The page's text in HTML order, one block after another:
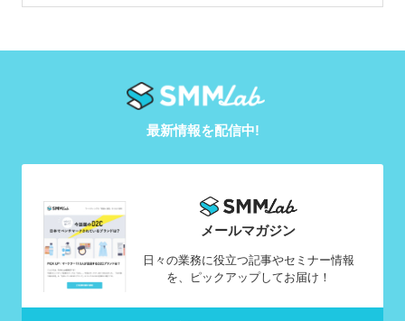
最新情報を配信中!
メールマガジン
日々の業務に役立つ記事やセミナー情報
を、ピックアップしてお届け！